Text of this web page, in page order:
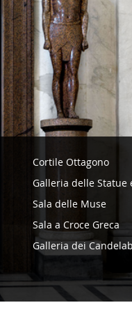
Cortile Ottagono
Galleria delle Statue
Sala delle Muse
Sala a Croce Greca
Galleria dei